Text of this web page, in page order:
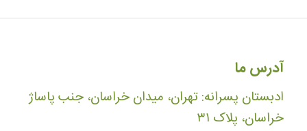
آدرس ما
ادبستان پسرانه: تهران، میدان خراسان، جنب پاساژ
خراسان، پلاک ۳۱